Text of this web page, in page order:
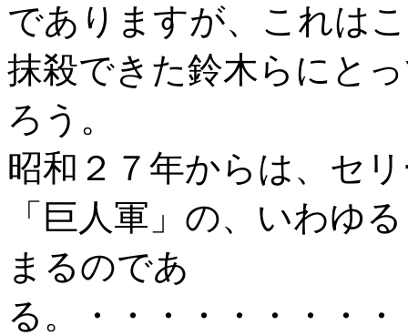
でありますが、これは
抹殺できた鈴木らにと
ろう。
昭和２７年からは、セ
「巨人軍」の、いわゆ
まるのであ
る。・・・・・・・・